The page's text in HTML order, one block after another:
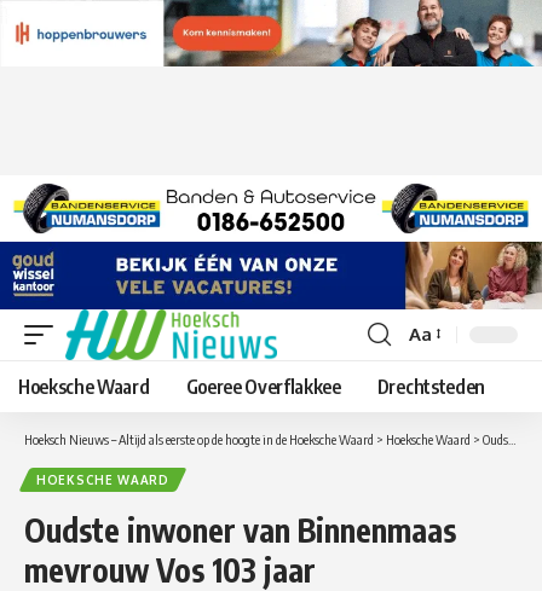
Lettergrootte
aanpassen
Aa
Hoeksche Waard Goeree Overflakkee Drechtsteden
Hoeksch Nieuws – Altijd als eerste op de hoogte in de Hoeksche Waard > Hoeksche Waard > Oudste inwoner van Binnenmaas mevrouw Vos 103 jaar
HOEKSCHE WAARD
Oudste inwoner van Binnenmaas
mevrouw Vos 103 jaar